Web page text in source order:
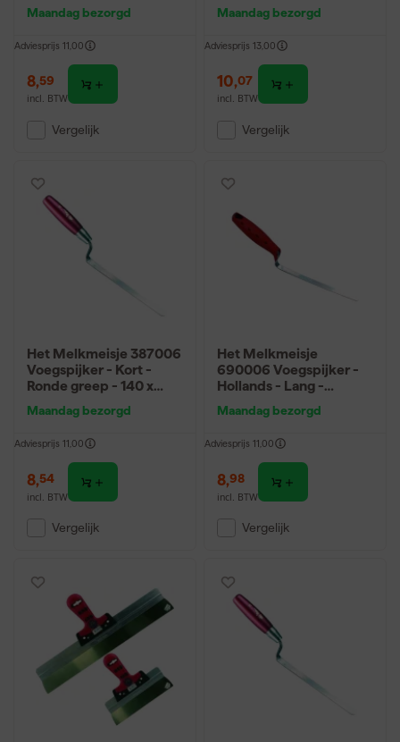
Maandag bezorgd
Adviesprijs 11,00
8,59
incl. BTW
Vergelijk
Maandag bezorgd
Adviesprijs 13,00
10,07
incl. BTW
Vergelijk
Het Melkmeisje 387006
Voegspijker - Kort -
Ronde greep - 140 x
Maandag bezorgd
Adviesprijs 11,00
8,54
incl. BTW
Vergelijk
Het Melkmeisje
690006 Voegspijker -
Hollands - Lang -
Maandag bezorgd
Adviesprijs 11,00
8,98
incl. BTW
Vergelijk